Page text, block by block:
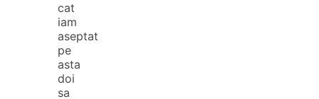
cat
iam
aseptat
pe
asta
doi
sa